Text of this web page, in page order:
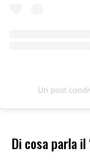
Un post
Di cosa parla il